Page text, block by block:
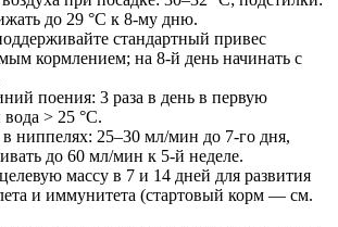
до 29 °C к 8-му дню.
стандартный привес
кормлением; на 8-й день начинать с
поения: 3 раза в день в первую
> 25 °C.
ниппелях: 25–30 мл/мин до 7-го дня,
до 60 мл/мин к 5-й неделе.
массу в 7 и 14 дней для развития
и иммунитета (стартовый корм — см.